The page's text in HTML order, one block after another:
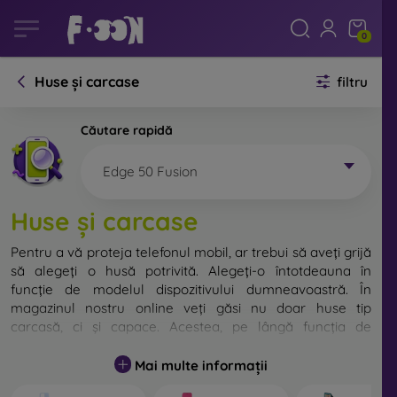
0
Huse și carcase filtru
Căutare rapidă
Edge 50 Fusion
Huse și carcase
Pentru a vă proteja telefonul mobil, ar trebui să aveți grijă
să alegeți o husă potrivită. Alegeți-o întotdeauna în
funcție de modelul dispozitivului dumneavoastră. În
magazinul nostru online veți găsi nu doar huse tip
carcasă, ci și capace. Acestea, pe lângă funcția de
Capacul pentru telefon poate fi numit și capac posterior.
Mai multe informații